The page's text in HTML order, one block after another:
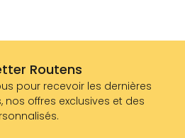
Routens
pour recevoir les dernières
nos offres exclusives et des